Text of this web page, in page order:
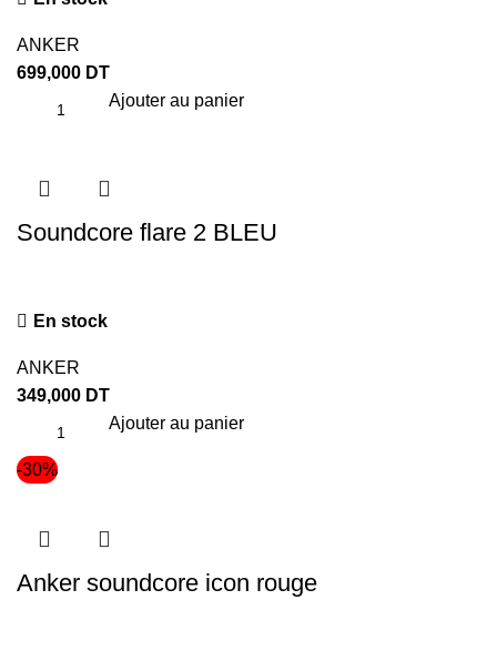
ANKER
699,000 DT
Ajouter au panier
Soundcore flare 2 BLEU
En stock
ANKER
349,000 DT
Ajouter au panier
-30%
Anker soundcore icon rouge